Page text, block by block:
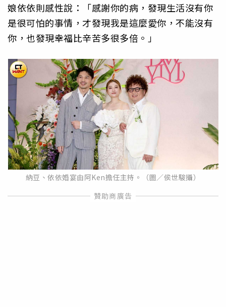
娘依依則感性說：「感謝你的病，發現生活沒有你
是很可怕的事情，才發現我是這麼愛你，不能沒有
你，也發現幸福比辛苦多很多倍。」
納豆、依依婚宴由阿Ken擔任主持。（圖／侯世駿攝）